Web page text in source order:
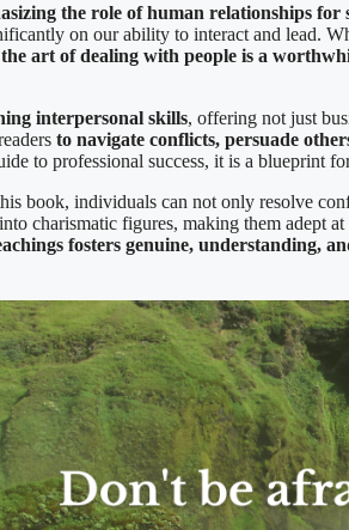
the role of human relationships for
on our ability to interact and lead.
the art of dealing with people is a
interpersonal skills, offering not just
to navigate conflicts, persuade
to professional success, it is a blueprint
book, individuals can not only resolve
charismatic figures, making them adept
fosters genuine, understanding,